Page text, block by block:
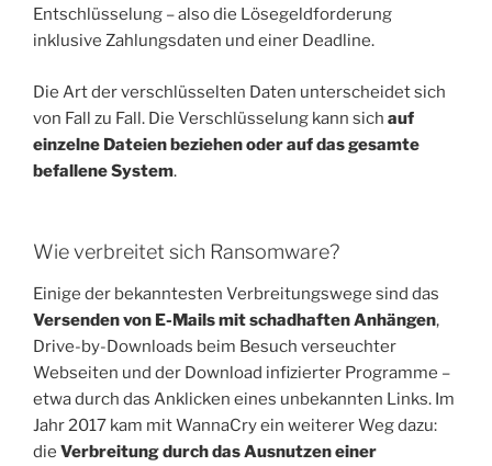
Entschlüsselung – also die Lösegeldforderung
inklusive Zahlungsdaten und einer Deadline.
Die Art der verschlüsselten Daten unterscheidet sich
von Fall zu Fall. Die Verschlüsselung kann sich auf
einzelne Dateien beziehen oder auf das gesamte
befallene System.
Wie verbreitet sich Ransomware?
Einige der bekanntesten Verbreitungswege sind das
Versenden von E-Mails mit schadhaften Anhängen,
Drive-by-Downloads beim Besuch verseuchter
Webseiten und der Download infizierter Programme –
etwa durch das Anklicken eines unbekannten Links. Im
Jahr 2017 kam mit WannaCry ein weiterer Weg dazu:
die Verbreitung durch das Ausnutzen einer